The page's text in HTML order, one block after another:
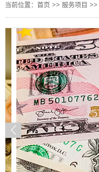
当前位置： 首页 >> 服务项目 >>